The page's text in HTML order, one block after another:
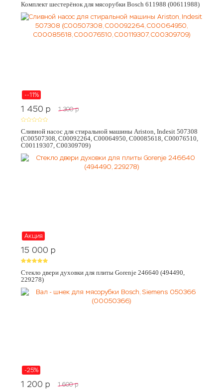
Комплект шестерёнок для мясорубки Bosch 611988 (00611988)
--11%
1 450 p 1 300 p
Сливной насос для стиральной машины Ariston, Indesit 507308
(C00507308, C00092264, C00064950, C00085618, C00076510,
C00119307, C00309709)
Акция
15 000 p
Стекло двери духовки для плиты Gorenje 246640 (494490,
229278)
-25%
1 200 p 1 600 p